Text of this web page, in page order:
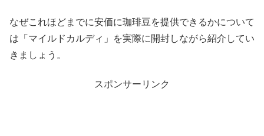
なぜこれほどまでに安価に珈琲豆を提供できるかについて
は「マイルドカルディ」を実際に開封しながら紹介してい
きましょう。
スポンサーリンク